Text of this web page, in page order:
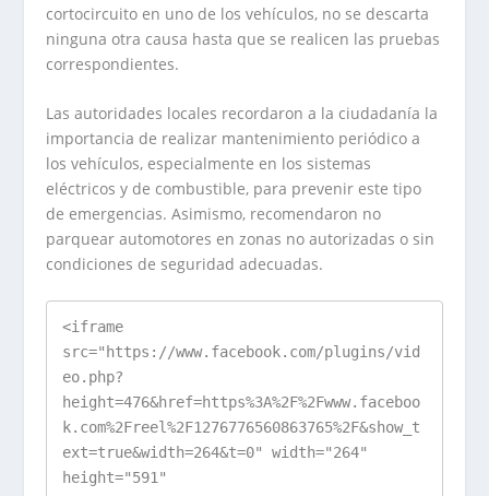
cortocircuito en uno de los vehículos, no se descarta
ninguna otra causa hasta que se realicen las pruebas
correspondientes.
Las autoridades locales recordaron a la ciudadanía la
importancia de realizar mantenimiento periódico a
los vehículos, especialmente en los sistemas
eléctricos y de combustible, para prevenir este tipo
de emergencias. Asimismo, recomendaron no
parquear automotores en zonas no autorizadas o sin
condiciones de seguridad adecuadas.
<iframe
src="https://www.facebook.com/plugins/vid
eo.php?
height=476&href=https%3A%2F%2Fwww.faceboo
k.com%2Freel%2F1276776560863765%2F&show_t
ext=true&width=264&t=0" width="264"
height="591"